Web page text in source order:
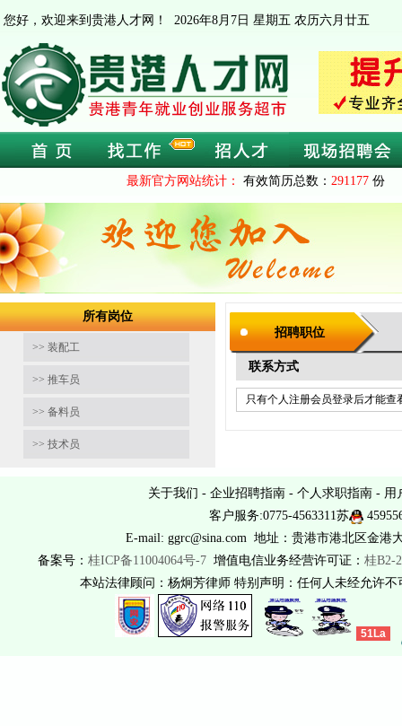
您好，欢迎来到贵港人才网！ 2026年8月7日 星期五 农历六月廿五
最新官方网站统计： 有效简历总数： 291177 份
所有岗位
>> 装配工
>> 推车员
>> 备料员
>> 技术员
招聘职位
联系方式
只有个人注册会员登录后才能查
关于我们 - 企业招聘指南 - 个人求职指南 - 用
客户服务:0775-4563311苏
E-mail: ggrc@sina.com 地址：贵港市港北区金港
备案号： 桂ICP备11004064号-7增值电信业务经营许可证： 桂B2-
本站法律顾问：杨炯芳律师 特别声明：任何人未经允许
51La